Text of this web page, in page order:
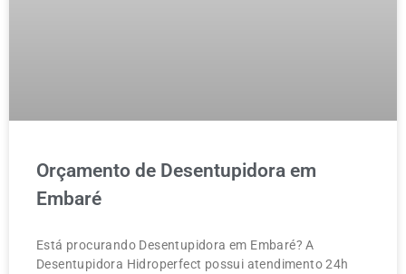
Orçamento de Desentupidora em
Embaré
Está procurando Desentupidora em Embaré? A
Desentupidora Hidroperfect possui atendimento 24h